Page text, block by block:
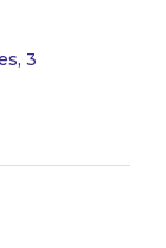
3